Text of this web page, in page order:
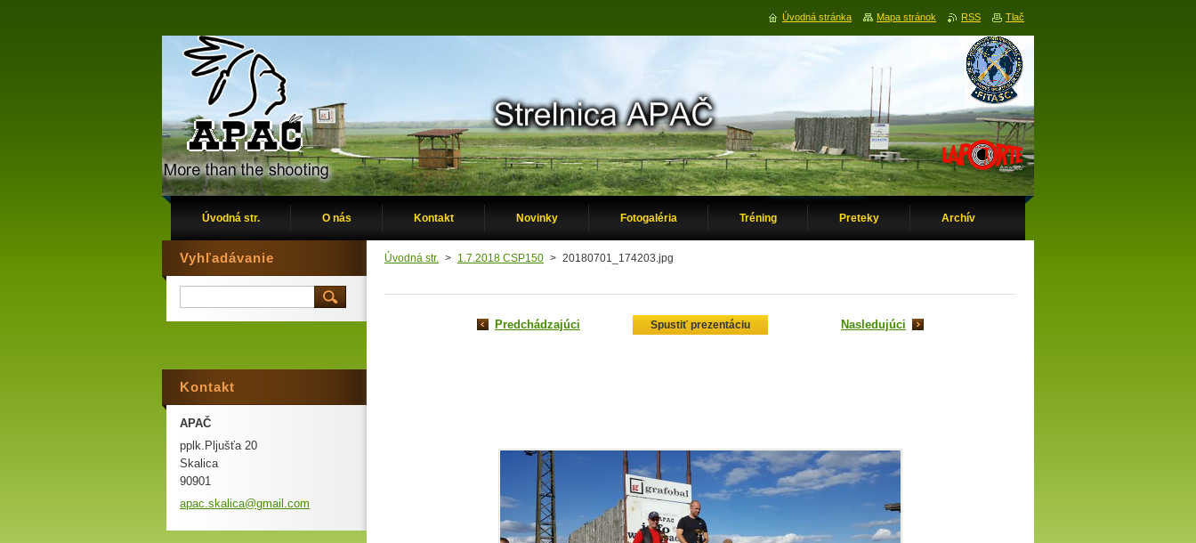
Úvodná str. O nás Kontakt Novinky Fotogaléria Tréning Preteky Archív
Úvodná str. > 1.7.2018 CSP150 > 20180701_174203.jpg
Predchádzajúci Spustiť prezentáciu Nasledujúci
Vyhľadávanie
Kontakt
APAČ
pplk.Pljušťa 20
Skalica
90901
apac.skalica@gmail.com
Úvodná stránka Mapa stránok RSS Tlač